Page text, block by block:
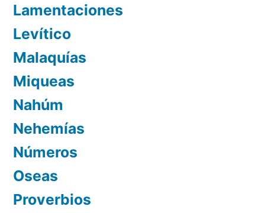
Lamentaciones
Levítico
Malaquías
Miqueas
Nahúm
Nehemías
Números
Oseas
Proverbios